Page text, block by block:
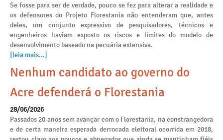
Se fosse para ser de verdade, pouco se fez para alterar a realidade e
os defensores do Projeto Florestania não entenderam que, antes
deles, um conjunto expressivo de pesquisadores, técnicos e
engenheiros haviam exposto os riscos e limites do modelo de
desenvolvimento baseado na pecuária extensiva.
[leia mais...]
Nenhum candidato ao governo do
Acre defenderá o Florestania
28/06/2026
Passados 20 anos sem avançar com o Florestania, na constrangedora
e de certa maneira esperada derrocada eleitoral ocorrida em 2018,